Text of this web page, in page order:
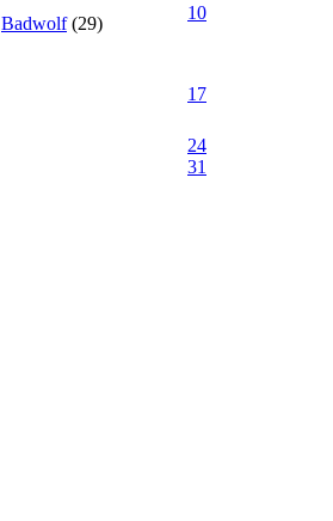
Badwolf(29)
10
17
24
31